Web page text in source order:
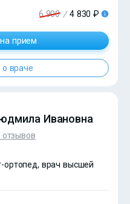
6 900 / 4 830 ₽
прием
враче
Ивановна
отзывов
ортопед, врач высшей